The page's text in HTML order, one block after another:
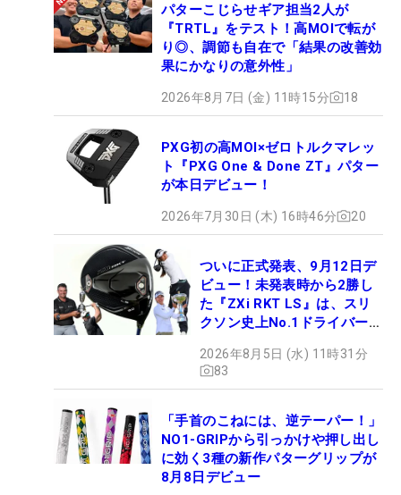
パターこじらせギア担当2人が
『TRTL』をテスト！高MOIで転が
り◎、調節も自在で「結果の改善効
果にかなりの意外性」
2026年8月7日 (金) 11時15分 18
PXG初の高MOI×ゼロトルクマレッ
ト『PXG One & Done ZT』パター
が本日デビュー！
2026年7月30日 (木) 16時46分 20
ついに正式発表、9月12日デ
ビュー！未発表時から2勝し
た『ZXi RKT LS』は、スリ
クソン史上No.1ドライバー!?
2026年8月5日 (水) 11時31分
83
「手首のこねには、逆テーパー！」
NO1-GRIPから引っかけや押し出し
に効く3種の新作パターグリップが
8月8日デビュー